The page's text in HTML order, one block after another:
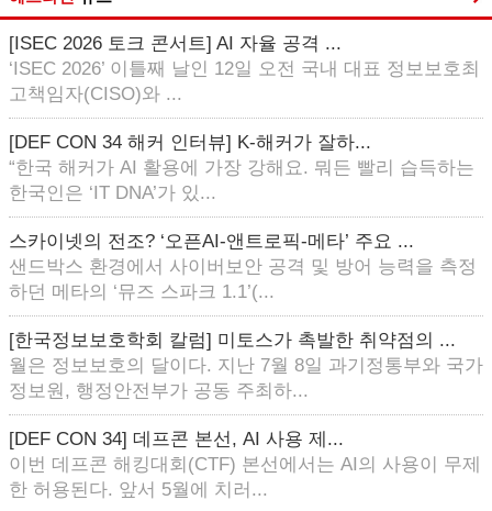
[ISEC 2026 토크 콘서트] AI 자율 공격 ...
‘ISEC 2026’ 이틀째 날인 12일 오전 국내 대표 정보보호최
고책임자(CISO)와 ...
[DEF CON 34 해커 인터뷰] K-해커가 잘하...
“한국 해커가 AI 활용에 가장 강해요. 뭐든 빨리 습득하는
한국인은 ‘IT DNA’가 있...
스카이넷의 전조? ‘오픈AI-앤트로픽-메타’ 주요 ...
샌드박스 환경에서 사이버보안 공격 및 방어 능력을 측정
하던 메타의 ‘뮤즈 스파크 1.1’(...
[한국정보보호학회 칼럼] 미토스가 촉발한 취약점의 ...
월은 정보보호의 달이다. 지난 7월 8일 과기정통부와 국가
정보원, 행정안전부가 공동 주최하...
[DEF CON 34] 데프콘 본선, AI 사용 제...
이번 데프콘 해킹대회(CTF) 본선에서는 AI의 사용이 무제
한 허용된다. 앞서 5월에 치러...